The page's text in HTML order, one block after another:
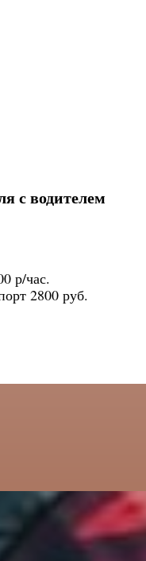
с водителем
р/час.
2800 руб.